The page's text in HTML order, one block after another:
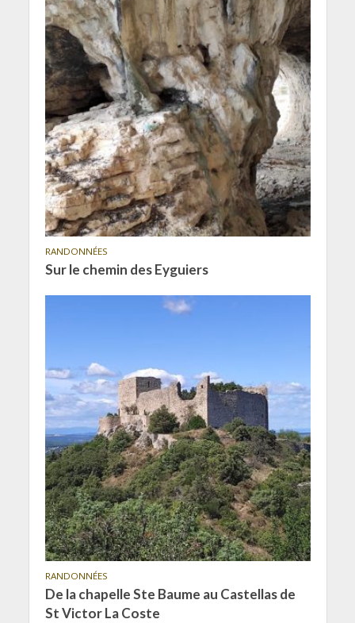
RANDONNÉES
Sur le chemin des Eyguiers
RANDONNÉES
De la chapelle Ste Baume au Castellas de
St Victor La Coste